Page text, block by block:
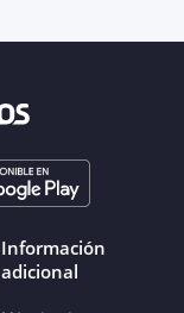
Información
adicional